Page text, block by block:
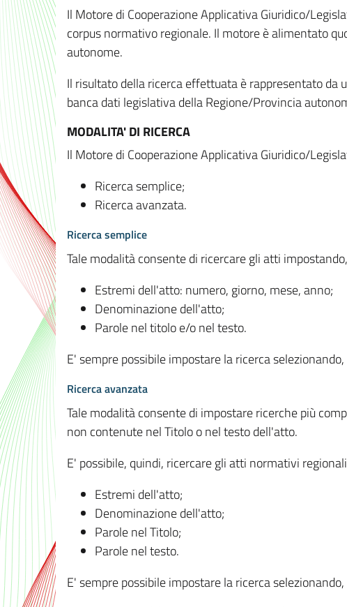
Il Motore di Cooperazione Applicativa Giuridico/
corpus normativo regionale. Il motore è alimentato
autonome.
Il risultato della ricerca effettuata è rappresentato da
banca dati legislativa della Regione/Provincia
MODALITA' DI RICERCA
Il Motore di Cooperazione Applicativa Giuridico/
Ricerca semplice;
Ricerca avanzata.
Ricerca semplice
Tale modalità consente di ricercare gli atti
Estremi dell'atto: numero, giorno, mese, anno;
Denominazione dell'atto;
Parole nel titolo e/o nel testo.
E' sempre possibile impostare la ricerca
Ricerca avanzata
Tale modalità consente di impostare ricerche più
non contenute nel Titolo o nel testo dell'atto.
E' possibile, quindi, ricercare gli atti normativi
Estremi dell'atto;
Denominazione dell'atto;
Parole nel Titolo;
Parole nel testo.
E' sempre possibile impostare la ricerca